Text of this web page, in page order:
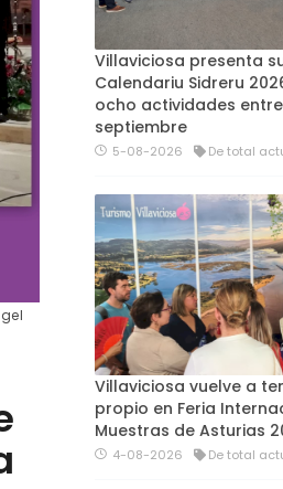
Villaviciosa presenta
Calendariu Sidreru
ocho actividades
septiembre
5-08-2026 De total
Villaviciosa vuelve a
propio en Feria
Muestras de Asturias
4-08-2026 De total